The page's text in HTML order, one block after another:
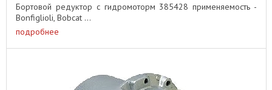
Бортовой редуктор с гидромоторм 385428 применяемость -
Bonfiglioli, Bobcat ...
подробнее